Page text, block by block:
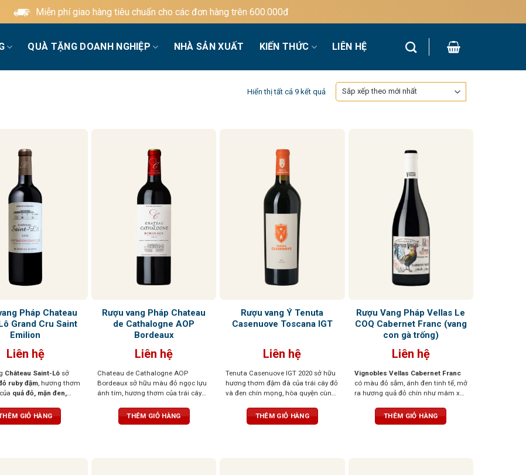
Miễn phí giao hàng tiêu chuẩn cho các đơn hàng trên 600.000đ
QUÀ TẶNG DOANH NGHIỆP NHÀ SẢN XUẤT KIẾN THỨC LIÊN HỆ
Hiển thị tất cả 9 kết quảĐã
sắp
Pháp Chateau
Grand Cru Saint
Emilion
Liên hệ
Château Saint-Lôsở
ruby đậm, hương thơm
quả đỏ, mận đen,
Khi thưởng thức, vị rượu
dịu,tannin mượt mà, cân
GIỎ HÀNG
Rượu vang Pháp Chateau
de Cathalogne AOP
Bordeaux
Liên hệ
Chateau de Cathalogne AOP
Bordeaux sở hữu màu đỏ ngọc lựu
ánh tím, hương thơm của trái cây
quất và dâu rừng quyện cùng kẹo
trái cây và mứt ngọt. Rượu mềm
THÊM GIỎ HÀNG
Rượu vang Ý Tenuta
Casenuove Toscana IGT
Liên hệ
Tenuta Casenuove IGT 2020 sở hữu
hương thơm đậm đà của trái cây đỏ
và đen chín mọng, hòa quyện cùng
vị cao quý. Vị rượu đậm, tannin
mượt mà và cân bằng, để lại hậu vị
THÊM GIỎ HÀNG
Rượu Vang Pháp Vellas Le
COQ Cabernet Franc (vang
con gà trống)
Liên hệ
Vignobles Vellas Cabernet Franc
có màu đỏ sẫm, ánh đen tinh tế, mở
ra hương quả đỏ chín như mâm xôi,
xanh và chút thảo mộc. Vị vang
thanh lịch, tannin mịn, dễ uống
THÊM GIỎ HÀNG